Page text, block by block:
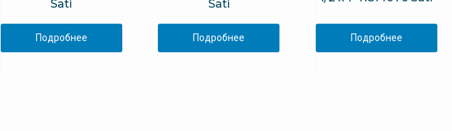
Sati
Подробнее
Sati
Подробнее Подробнее